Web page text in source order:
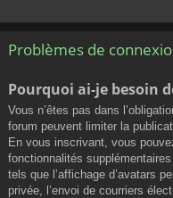
Problèmes de
Pourquoi ai-je besoin
Vous n’êtes pas dans
forum peuvent limiter la
En vous inscrivant, vous
fonctionnalités
tels que l’affichage d’avatars
privée, l’envoi de courriers